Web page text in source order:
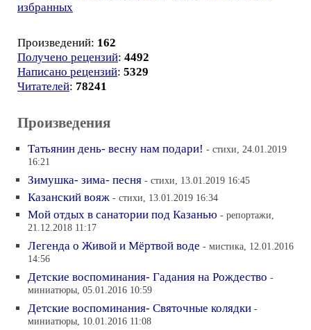
избранных
Произведений: 162
Получено рецензий: 4492
Написано рецензий: 5329
Читателей: 78241
Произведения
Татьянин день- весну нам подари! - стихи, 24.01.2019
16:21
Зимушка- зима- песня - стихи, 13.01.2019 16:45
Казанский вояж - стихи, 13.01.2019 16:34
Мой отдых в санатории под Казанью - репортажи,
21.12.2018 11:17
Легенда о Живой и Мёртвой воде - мистика, 12.01.2016
14:56
Детские воспоминания- Гадания на Рождество -
миниатюры, 05.01.2016 10:59
Детские воспоминания- Святочные колядки -
миниатюры, 10.01.2016 11:08